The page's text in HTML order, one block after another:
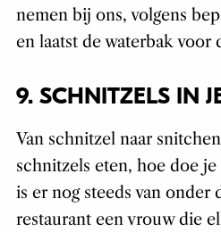
nemen bij ons, volgens
en laatst de waterbak voor
9. SCHNITZELS IN
Van schnitzel naar
schnitzels eten, hoe doe je
is er nog steeds van onder
restaurant een vrouw die